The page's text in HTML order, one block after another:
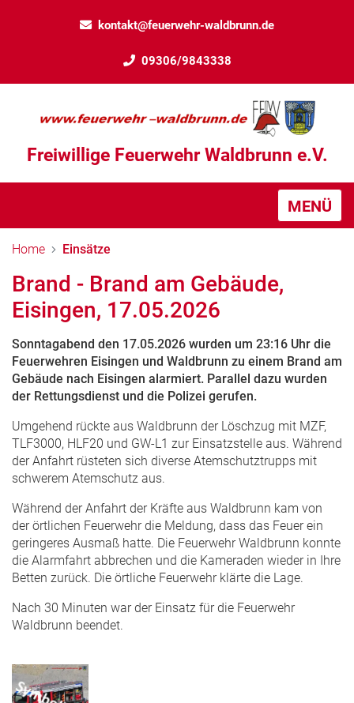
kontakt@feuerwehr-waldbrunn.de
09306/9843338
Freiwillige Feuerwehr Waldbrunn e.V.
MENÜ
Home Einsätze
Brand - Brand am Gebäude,
Eisingen, 17.05.2026
Sonntagabend den 17.05.2026 wurden um 23:16 Uhr die
Feuerwehren Eisingen und Waldbrunn zu einem Brand am
Gebäude nach Eisingen alarmiert. Parallel dazu wurden
der Rettungsdienst und die Polizei gerufen.
Umgehend rückte aus Waldbrunn der Löschzug mit MZF,
TLF3000, HLF20 und GW-L1 zur Einsatzstelle aus. Während
der Anfahrt rüsteten sich diverse Atemschutztrupps mit
schwerem Atemschutz aus.
Während der Anfahrt der Kräfte aus Waldbrunn kam von
der örtlichen Feuerwehr die Meldung, dass das Feuer ein
geringeres Ausmaß hatte. Die Feuerwehr Waldbrunn konnte
die Alarmfahrt abbrechen und die Kameraden wieder in Ihre
Betten zurück. Die örtliche Feuerwehr klärte die Lage.
Nach 30 Minuten war der Einsatz für die Feuerwehr
Waldbrunn beendet.